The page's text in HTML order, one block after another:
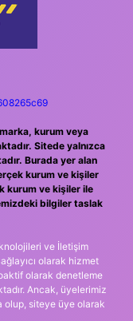
kurum veya
Sitede yalnızca
Burada yer alan
kurum ve kişiler
kurum ve kişiler ile
bilgiler taslak
ve İletişim
olarak hizmet
olarak denetleme
Ancak, üyelerimiz
olup, siteye üye olarak